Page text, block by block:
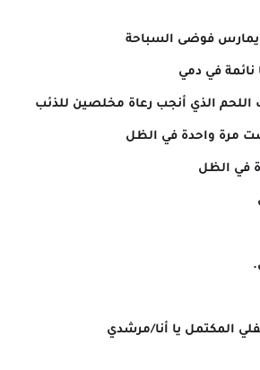
فوضى السباحة
نائمة في دمي
اللحم الذي أنجب رعاة مخلصين للذئب
مرة واحدة في الظل
في الظل
المكتمل يا أنا/مرشدي